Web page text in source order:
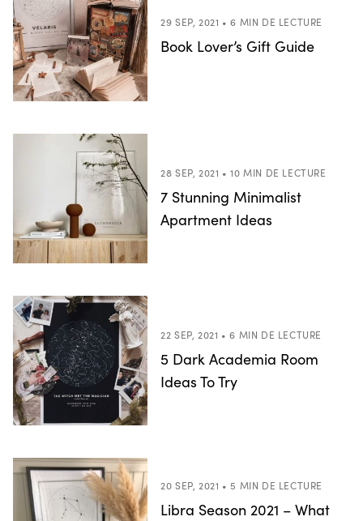
29 SEP, 2021 • 6 MIN DE LECTURE
Book Lover’s Gift Guide
28 SEP, 2021 • 10 MIN DE LECTURE
7 Stunning Minimalist
Apartment Ideas
22 SEP, 2021 • 6 MIN DE LECTURE
5 Dark Academia Room
Ideas To Try
20 SEP, 2021 • 5 MIN DE LECTURE
Libra Season 2021 – What